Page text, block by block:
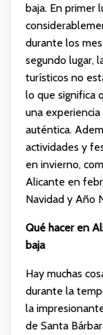
baja. En primer
durante los
segundo lugar,
turísticos no
lo que significa
una
auténtica.
actividades y
en invierno,
Alicante en
Navidad y Año
Qué hacer en
baja
Hay muchas
durante la
la
de Santa